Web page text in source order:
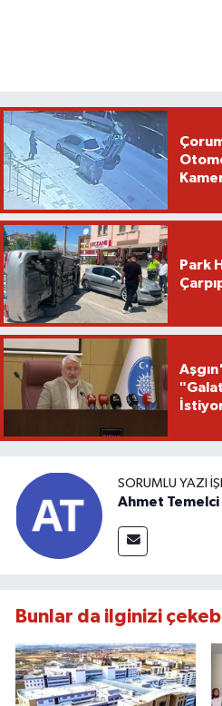
Park
SORUMLU YAZI
Ahmet Temelci
Bunlar da ilginizi